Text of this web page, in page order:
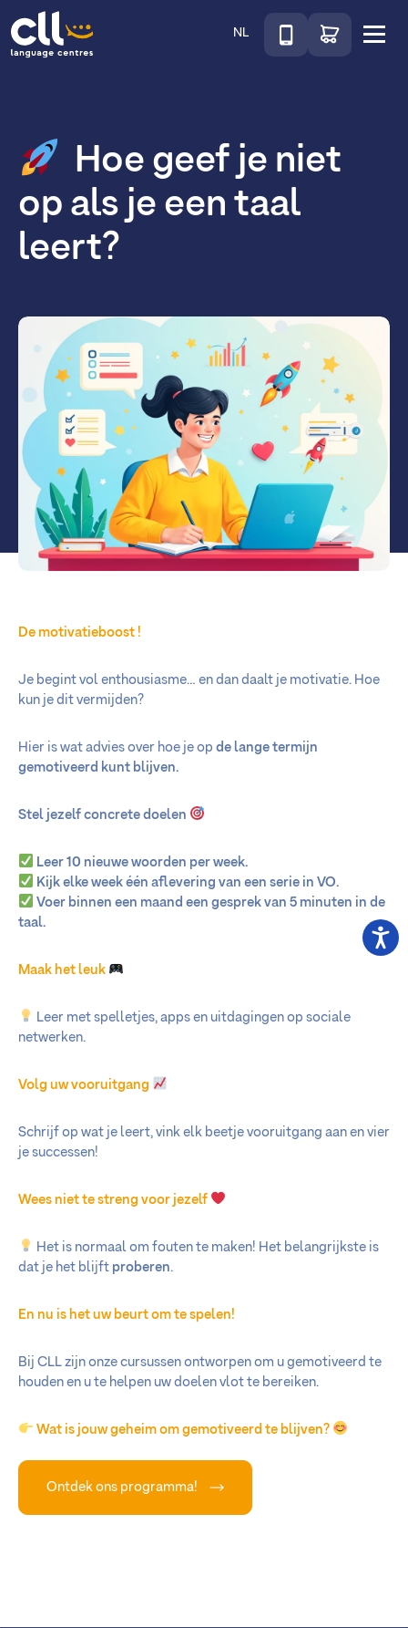
CLL
NL
TéléphoneGa naar de
Hoe geef je niet
op als je een taal
leert?
De motivatieboost !
Je begint vol enthousiasme… en dan daalt je motivatie. Hoe
kun je dit vermijden?
Hier is wat advies over hoe je op de lange termijn
gemotiveerd kunt blijven.
Stel jezelf concrete doelen
Leer 10 nieuwe woorden per week.
Kijk elke week één aflevering van een serie in VO.
Voer binnen een maand een gesprek van 5 minuten in de
taal.
Maak het leuk
Leer met spelletjes, apps en uitdagingen op sociale
netwerken.
Volg uw vooruitgang
Schrijf op wat je leert, vink elk beetje vooruitgang aan en vier
je successen!
Wees niet te streng voor jezelf
Het is normaal om fouten te maken! Het belangrijkste is
dat je het blijft proberen.
En nu is het uw beurt om te spelen!
Bij CLL zijn onze cursussen ontworpen om u gemotiveerd te
houden en u te helpen uw doelen vlot te bereiken.
Wat is jouw geheim om gemotiveerd te blijven?
Ontdek ons programma!